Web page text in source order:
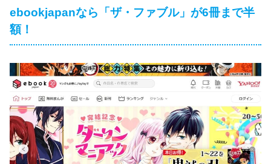
ebookjapanなら「ザ・ファブル」が6冊まで半
額！